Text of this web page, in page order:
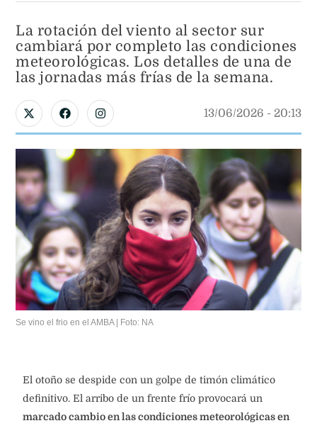
La rotación del viento al sector sur
cambiará por completo las condiciones
meteorológicas. Los detalles de una de
las jornadas más frías de la semana.
13/06/2026 - 20:13
Se vino el frio en el AMBA | Foto: NA
El otoño se despide con un golpe de timón climático
definitivo. El arribo de un frente frío provocará un
marcado cambio en las condiciones meteorológicas en